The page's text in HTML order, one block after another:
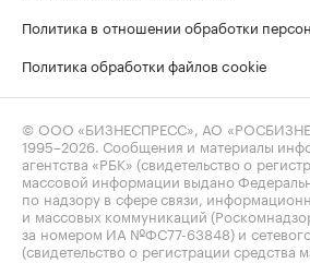
Политика в отношении обработки
Политика обработки файлов cookie
© ООО «БИЗНЕСПРЕСС», АО
1995–2026 . Сообщения и материалы
агентства «РБК» (свидетельство о
массовой информации выдано
по надзору в сфере связи,
и массовых коммуникаций
за номером ИА №ФС77-63848) и
(свидетельство о регистрации